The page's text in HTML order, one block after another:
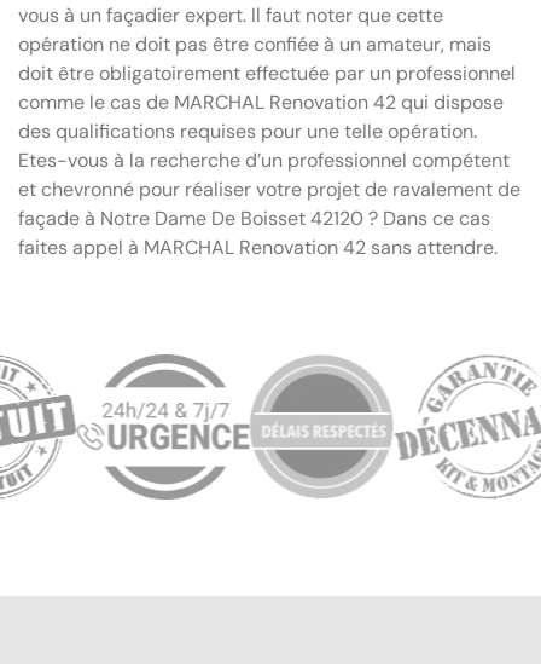
vous à un façadier expert. Il faut noter que cette
opération ne doit pas être confiée à un amateur, mais
doit être obligatoirement effectuée par un professionnel
comme le cas de MARCHAL Renovation 42 qui dispose
des qualifications requises pour une telle opération.
Etes-vous à la recherche d’un professionnel compétent
et chevronné pour réaliser votre projet de ravalement de
façade à Notre Dame De Boisset 42120 ? Dans ce cas
faites appel à MARCHAL Renovation 42 sans attendre.